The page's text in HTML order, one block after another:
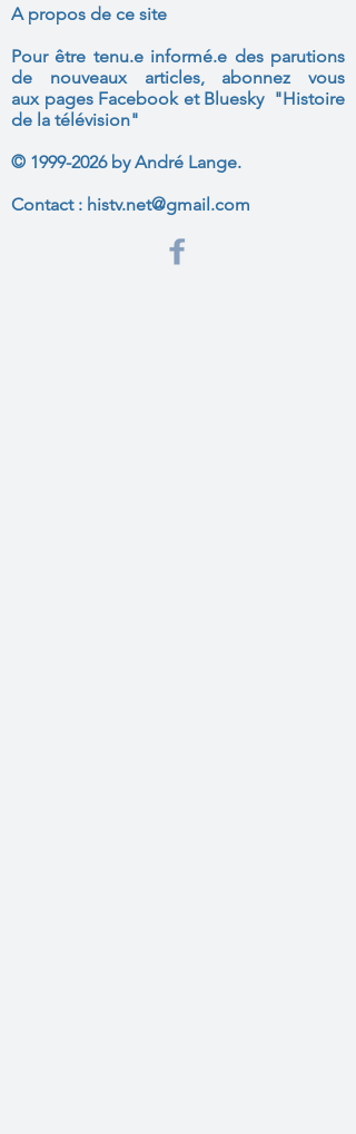
A propos de ce site
Pour être tenu.e informé.e des parutions
de nouveaux articles, abonnez vous
aux pages Facebook et Bluesky "Histoire
de la télévision"
© 1999-2026by André Lange.
Contact : histv.net@gmail.com